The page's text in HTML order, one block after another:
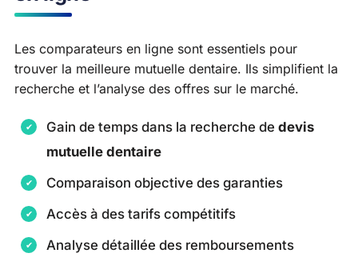
Les comparateurs en ligne sont essentiels pour
trouver la meilleure mutuelle dentaire. Ils simplifient la
recherche et l’analyse des offres sur le marché.
Gain de temps dans la recherche de devis
mutuelle dentaire
Comparaison objective des garanties
Accès à des tarifs compétitifs
Analyse détaillée des remboursements